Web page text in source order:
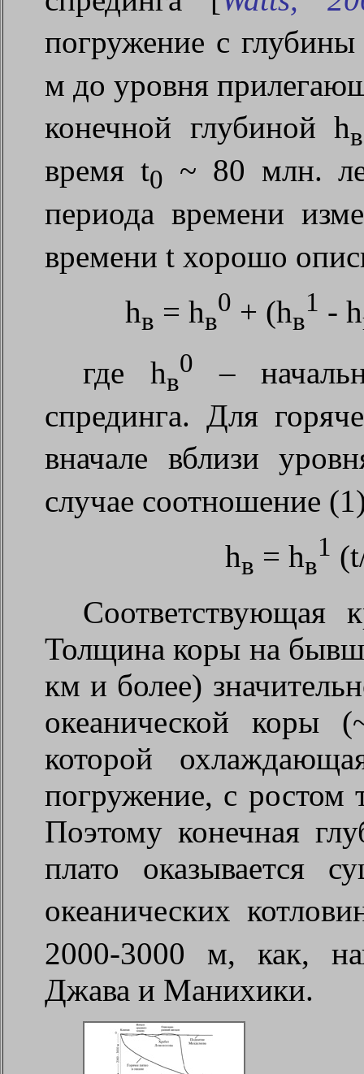
погружение с
м до уровня
конечной глубинойhв
время t0
~ 80 млн.
периода времени
времени t хорошо
hв = hв
0 + (hв
1 - h
где hв
0
–
спрединга. Для
вначале вблизи
случае соотношение
hв = hв
1
Соответствующая
Толщина коры на
км и более)
океанической коры
которой
погружение, с
Поэтому конечная
плато оказывается
океанических
2000-3000 м, как,
Джава и Манихики.